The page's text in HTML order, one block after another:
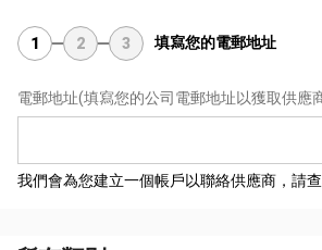
1 2 3 填寫您的電郵地址
電郵地址(填寫您的公司電郵地址以獲取供應
我們會為您建立一個帳戶以聯絡供應商，請查